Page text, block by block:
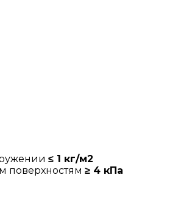
≤ 1 кг/м2
поверхностям ≥ 4 кПа